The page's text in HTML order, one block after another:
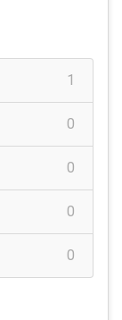
1
0
0
0
0